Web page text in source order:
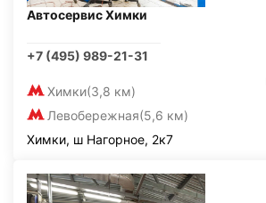
Автосервис Химки
+7 (495) 989-21-31
Химки(3,8 км)
Левобережная(5,6 км)
Химки, ш Нагорное, 2к7